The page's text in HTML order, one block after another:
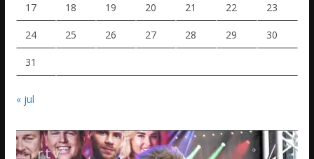
17 18 19 20 21 22 23
24 25 26 27 28 29 30
31
« jul